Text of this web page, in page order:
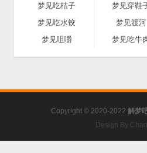
梦见吃桔子
梦见穿鞋
梦见吃水饺
梦见渡河
梦见咀嚼
梦见吃牛
Copyright © 2020-2022 解梦
Design By